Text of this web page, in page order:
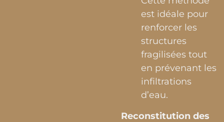
est idéale pour
renforcer les
structures
fragilisées tout
en prévenant les
infiltrations
d’eau.
Reconstitution des